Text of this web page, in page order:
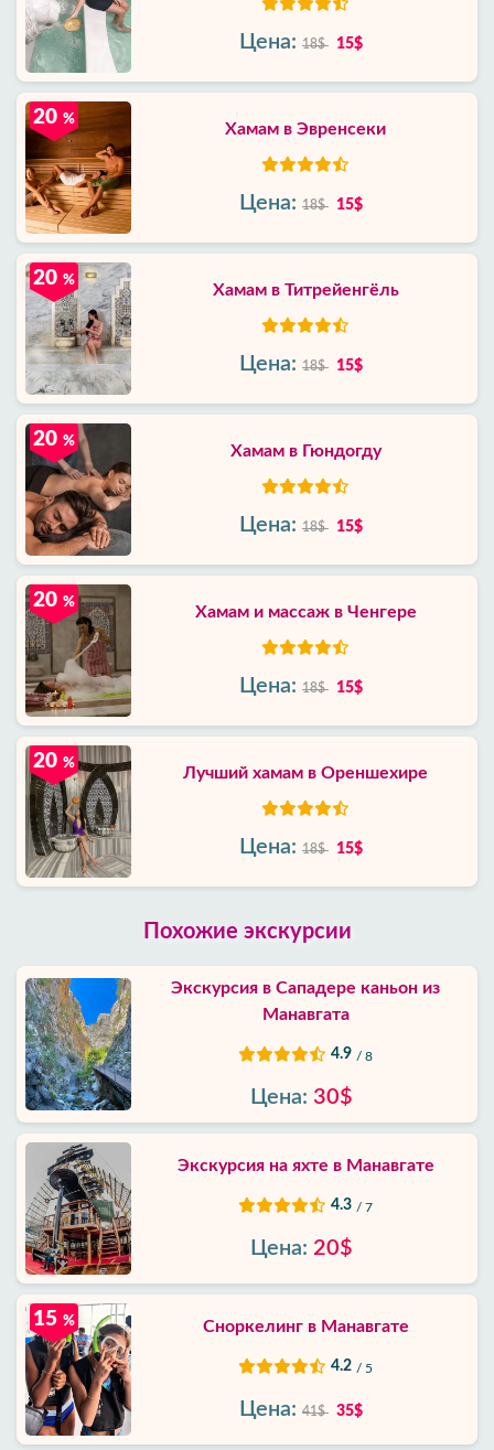
Цена: 18$ 15$
Хамам в Эвренсеки
20 %
Цена: 18$ 15$
Хамам в Титрейенгёль
20 %
Цена: 18$ 15$
Хамам в Гюндогду
20 %
Цена: 18$ 15$
Хамам и массаж в Ченгере
20 %
Цена: 18$ 15$
Лучший хамам в Ореншехире
20 %
Цена: 18$ 15$
Похожие экскурсии
Экскурсия в Сападере каньон из
Манавгата
4.9 / 8
Цена: 30$
Экскурсия на яхте в Манавгате
4.3 / 7
Цена: 20$
Сноркелинг в Манавгате
4.2 / 5
15 %
Цена: 41$ 35$